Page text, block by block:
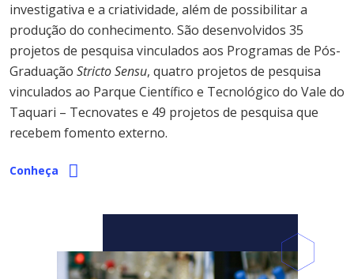
investigativa e a criatividade, além de possibilitar a
produção do conhecimento. São desenvolvidos 35
projetos de pesquisa vinculados aos Programas de Pós-
Graduação Stricto Sensu, quatro projetos de pesquisa
vinculados ao Parque Científico e Tecnológico do Vale do
Taquari – Tecnovates e 49 projetos de pesquisa que
recebem fomento externo.
Conheça